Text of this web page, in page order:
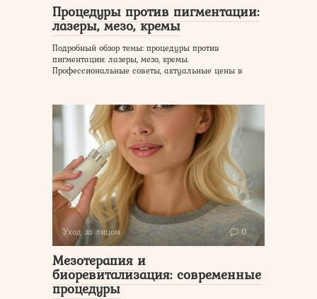
Процедуры против пигментации:
лазеры, мезо, кремы
Подробный обзор темы: процедуры против
пигментации: лазеры, мезо, кремы.
Профессиональные советы, актуальные цены в
Уход за лицом 0
Мезотерапия и
биоревитализация: современные
процедуры